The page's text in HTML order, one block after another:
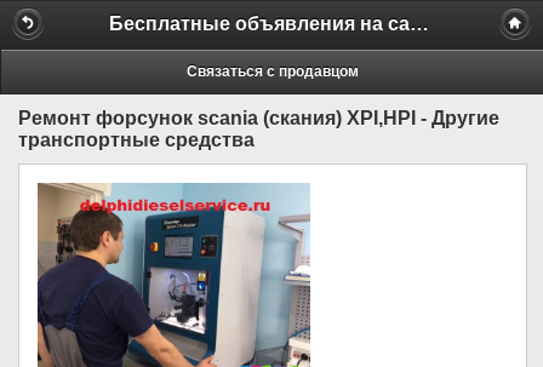
Бесплатные объявления на сайте MILAMO.ru
Связаться с продавцом
Ремонт форсунок scania (скания) XPI,HPI - Другие
транспортные средства